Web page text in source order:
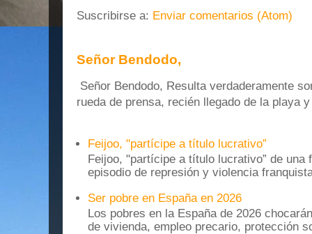
Suscribirse a: Enviar comentarios (Atom)
Señor Bendodo,
Señor Bendodo, Resulta verdaderamente
rueda de prensa, recién llegado de la playa
Feijoo, "partícipe a título lucrativo”
Feijoo, "partícipe a título lucrativo” de una
episodio de represión y violencia
Ser pobre en España en 2026
Los pobres en la España de 2026
de vivienda, empleo precario, protección